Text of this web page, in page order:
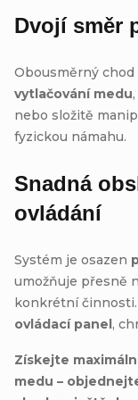
Dvojí směr
Obousměrný chod
vytlačování medu
nebo složitě
fyzickou námahu.
Snadná
ovládání
Systém je osazen
umožňuje přesně
konkrétní
ovládací panel,
Získejte
medu –